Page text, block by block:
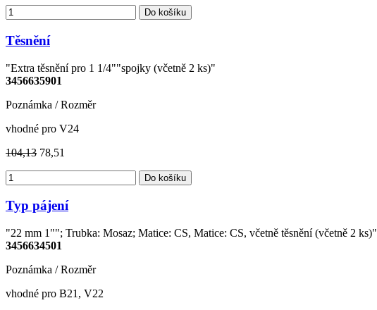
Do košíku
Těsnění
"Extra těsnění pro 1 1/4""spojky (včetně 2 ks)"
3456635901
Poznámka / Rozměr
vhodné pro V24
104,13 78,51
Do košíku
Typ pájení
"22 mm 1""; Trubka: Mosaz; Matice: CS, Matice: CS, včetně těsnění (včetně 2 ks)"
3456634501
Poznámka / Rozměr
vhodné pro B21, V22